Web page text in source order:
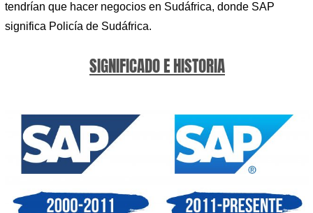
tendrían que hacer negocios en Sudáfrica, donde SAP
significa Policía de Sudáfrica.
SIGNIFICADO E HISTORIA